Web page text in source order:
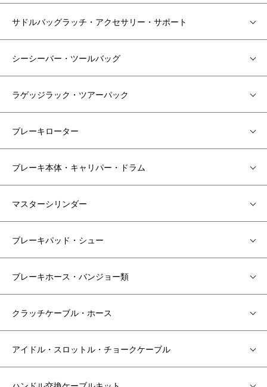
サドルバッグラッチ・アクセサリー・サポート
シーシーバー・ツールバッグ
ラゲッジラック・ツアーパック
ブレーキローター
ブレーキ本体・キャリパー・ドラム
マスターシリンダー
ブレーキパッド・シュー
ブレーキホース・バンジョー類
クラッチケーブル・ホース
アイドル・スロットル・チョークケーブル